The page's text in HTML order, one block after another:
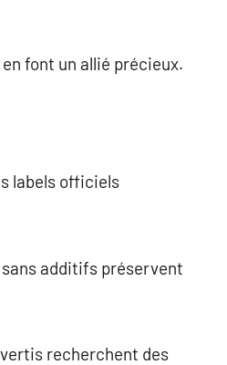
font un allié précieux.
labels officiels
sans additifs préservent
recherchent des